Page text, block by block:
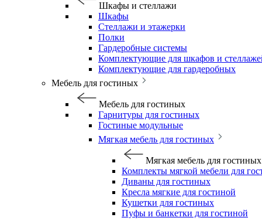
Шкафы и стеллажи
Шкафы
Стеллажи и этажерки
Полки
Гардеробные системы
Комплектующие для шкафов и
Комплектующие для гардеробных
Мебель для гостиных
Мебель для гостиных
Гарнитуры для гостиных
Гостиные модульные
Мягкая мебель для гостиных
Мягкая мебель для гостиных
Комплекты мягкой мебели для
Диваны для гостиных
Кресла мягкие для гостиной
Кушетки для гостиных
Пуфы и банкетки для гостиной